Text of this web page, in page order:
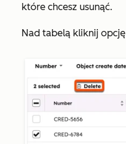
które chcesz usunąć.
Nad tabelą kliknij opcję